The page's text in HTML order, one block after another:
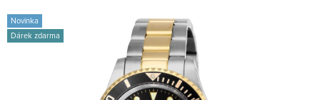
Novinka
Dárek zdarma